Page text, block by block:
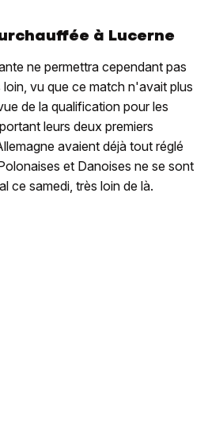
à Lucerne
ne permettra cependant pas
vu que ce match n'avait plus
de la qualification pour les
leurs deux premiers
avaient déjà tout réglé
et Danoises ne se sont
ce samedi, très loin de là.